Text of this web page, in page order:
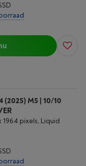
(2025) M5 | 10/10
1964 pixels, Liquid